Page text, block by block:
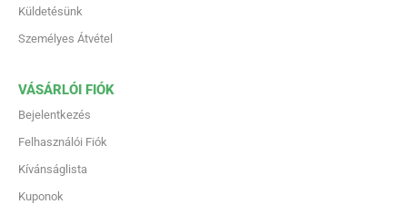
Küldetésünk
Személyes Átvétel
VÁSÁRLÓI FIÓK
Bejelentkezés
Felhasználói Fiók
Kívánságlista
Kuponok